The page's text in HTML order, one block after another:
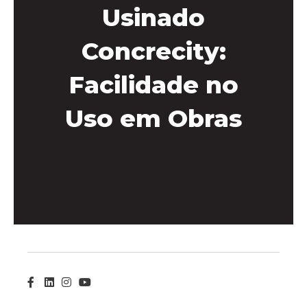
Usinado
Concrecity:
Facilidade no
Uso em Obras